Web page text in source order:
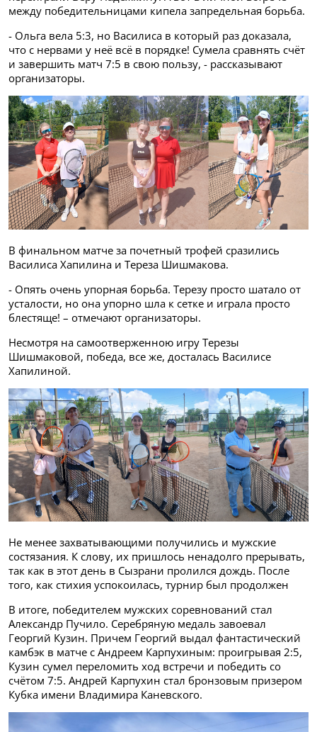
между победительницами кипела запредельная борьба.
- Ольга вела 5:3, но Василиса в который раз доказала,
что с нервами у неё всё в порядке! Сумела сравнять счёт
и завершить матч 7:5 в свою пользу, - рассказывают
организаторы.
В финальном матче за почетный трофей сразились
Василиса Хапилина и Тереза Шишмакова.
- Опять очень упорная борьба. Терезу просто шатало от
усталости, но она упорно шла к сетке и играла просто
блестяще! – отмечают организаторы.
Несмотря на самоотверженною игру Терезы
Шишмаковой, победа, все же, досталась Василисе
Хапилиной.
Не менее захватывающими получились и мужские
состязания. К слову, их пришлось ненадолго прерывать,
так как в этот день в Сызрани пролился дождь. После
того, как стихия успокоилась, турнир был продолжен
В итоге, победителем мужских соревнований стал
Александр Пучило. Серебряную медаль завоевал
Георгий Кузин. Причем Георгий выдал фантастический
камбэк в матче с Андреем Карпухиным: проигрывая 2:5,
Кузин сумел переломить ход встречи и победить со
счётом 7:5. Андрей Карпухин стал бронзовым призером
Кубка имени Владимира Каневского.